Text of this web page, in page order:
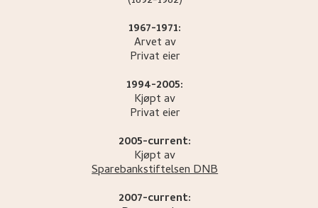
1967-1971:
Arvet av
Privat eier
1994-2005:
Kjøpt av
Privat eier
2005-current:
Kjøpt av
Sparebankstiftelsen DNB
2007-current: